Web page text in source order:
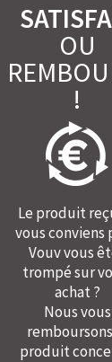
OU
!
Le produit
vous conviens
Vouv vous
trompé sur
achat ?
Nous vous
produit